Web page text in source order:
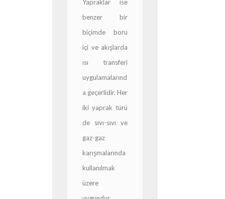
Yapraklar ise
benzer bir
biçimde boru
içi ve akışlarda
ısı transferi
uygulamalarınd
a geçerlidir. Her
iki yaprak türü
de sıvı-sıvı ve
gaz-gaz
karışmalarında
kullanılmak
üzere